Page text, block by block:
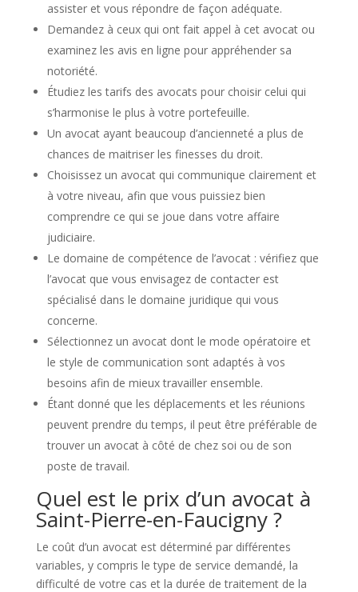
assister et vous répondre de façon adéquate.
Demandez à ceux qui ont fait appel à cet avocat ou
examinez les avis en ligne pour appréhender sa
notoriété.
Étudiez les tarifs des avocats pour choisir celui qui
s’harmonise le plus à votre portefeuille.
Un avocat ayant beaucoup d’ancienneté a plus de
chances de maitriser les finesses du droit.
Choisissez un avocat qui communique clairement et
à votre niveau, afin que vous puissiez bien
comprendre ce qui se joue dans votre affaire
judiciaire.
Le domaine de compétence de l’avocat : vérifiez que
l’avocat que vous envisagez de contacter est
spécialisé dans le domaine juridique qui vous
concerne.
Sélectionnez un avocat dont le mode opératoire et
le style de communication sont adaptés à vos
besoins afin de mieux travailler ensemble.
Étant donné que les déplacements et les réunions
peuvent prendre du temps, il peut être préférable de
trouver un avocat à côté de chez soi ou de son
poste de travail.
Quel est le prix d’un avocat à
Saint-Pierre-en-Faucigny ?
Le coût d’un avocat est déterminé par différentes
variables, y compris le type de service demandé, la
difficulté de votre cas et la durée de traitement de la